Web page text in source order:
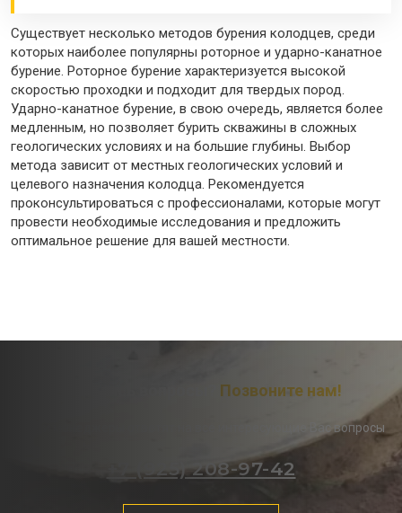
Существует несколько методов бурения колодцев, среди
которых наиболее популярны роторное и ударно-канатное
бурение. Роторное бурение характеризуется высокой
скоростью проходки и подходит для твердых пород.
Ударно-канатное бурение, в свою очередь, является более
медленным, но позволяет бурить скважины в сложных
геологических условиях и на большие глубины. Выбор
метода зависит от местных геологических условий и
целевого назначения колодца. Рекомендуется
проконсультироваться с профессионалами, которые могут
провести необходимые исследования и предложить
оптимальное решение для вашей местности.
Позвоните нам!
Наши менеджеры ответят на все интересующие Вас вопросы
+7 (925) 208-97-42